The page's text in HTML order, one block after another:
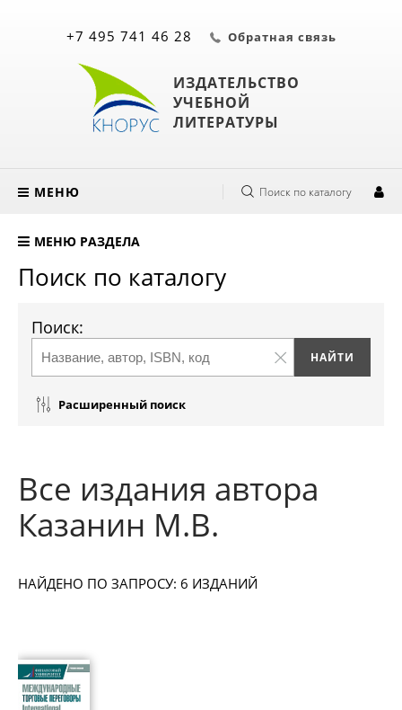
ИЗДАТЕЛЬСТВО
УЧЕБНОЙ
ЛИТЕРАТУРЫ
+7 495 741 46 28 Обратная связь
МЕНЮ Поиск по каталогу
МЕНЮ РАЗДЕЛА
Поиск по каталогу
Поиск:
Расширенный поиск
Все издания автора
Казанин М.В.
НАЙДЕНО ПО ЗАПРОСУ: 6 ИЗДАНИЙ